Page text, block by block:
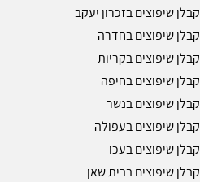
קבלן שיפוצים בזכרון יעקב
קבלן שיפוצים בחדרה
קבלן שיפוצים בקריות
קבלן שיפוצים בחיפה
קבלן שיפוצים בנשר
קבלן שיפוצים בעפולה
קבלן שיפוצים בעכו
קבלן שיפוצים בבית שאן